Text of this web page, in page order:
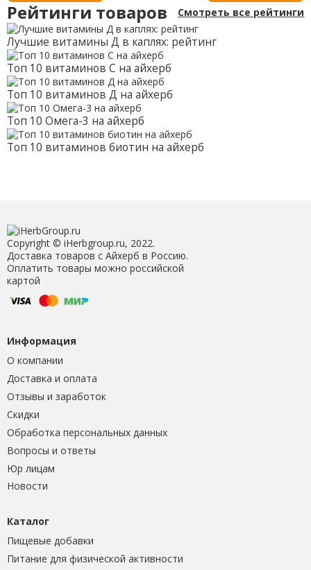
Рейтинги товаров Смотреть все рейтинги
Лучшие витамины Д в каплях: рейтинг
Топ 10 витаминов С на айхерб
Топ 10 витаминов Д на айхерб
Топ 10 Омега-3 на айхерб
Топ 10 витаминов биотин на айхерб
Copyright © iHerbgroup.ru, 2022.
Доставка товаров с Айхерб в Россию.
Оплатить товары можно российской
картой
Информация
О компании
Доставка и оплата
Отзывы и заработок
Скидки
Обработка персональных данных
Вопросы и ответы
Юр лицам
Новости
Каталог
Пищевые добавки
Питание для физической активности